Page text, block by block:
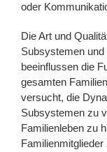
oder
Die Art und
Subsystemen
beeinflussen die
gesamten
versucht, die
Subsystemen zu
Familienleben zu
Familienmitglieder